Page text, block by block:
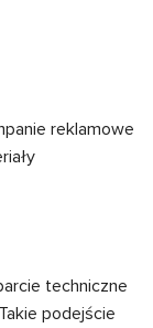
reklamowe
techniczne
podejście